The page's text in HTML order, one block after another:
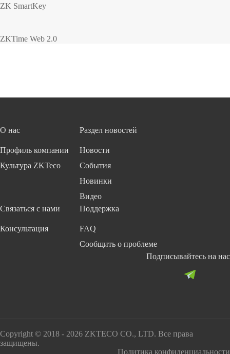
ZK SmartKey
ZKTime Web 2.0
О нас
Профиль компании
Культура ZKTeco
Раздел новостей
Новости
События
Новинки
Видео
Связаться с нами
Консультация
Поддержка
FAQ
Сообщить о проблеме
Подписывайтесь на нас
Copyright © 2018 - 2026 ZKTECO CO., LTD. Все права
защищены.
Политика конфиденциальности